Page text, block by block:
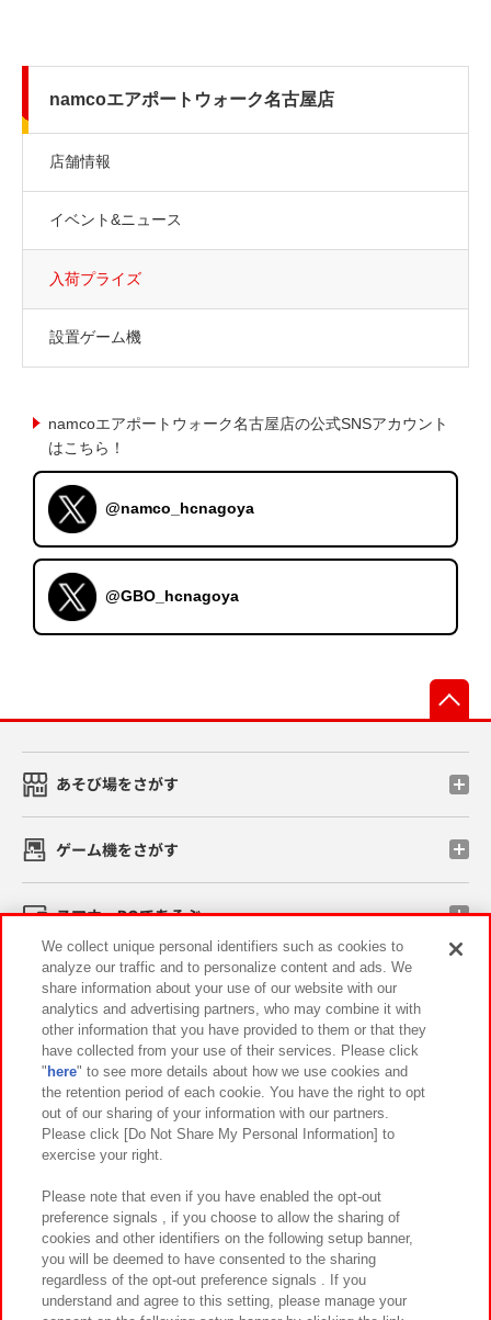
namcoエアポートウォーク名古屋店
店舗情報
イベント&ニュース
入荷プライズ
設置ゲーム機
namcoエアポートウォーク名古屋店の公式SNSアカウント
はこちら！
@namco_hcnagoya
@GBO_hcnagoya
あそび場をさがす
ゲーム機をさがす
スマホ・PCであそぶ
イベント・キャンペーン
関連会社 サステナビリティ サイトポリシー
プライバシーポリシー ウェブアクセシビリティ方針と検証結果
お取引先さまとともに
カスタマーハラスメント対応方針 よくあるご質問・お問い合わせ
We collect unique personal identifiers such as cookies to
analyze our traffic and to personalize content and ads. We
share information about your use of our website with our
analytics and advertising partners, who may combine it with
other information that you have provided to them or that they
have collected from your use of their services. Please click
" here" to see more details about how we use cookies and
the retention period of each cookie. You have the right to opt
out of our sharing of your information with our partners.
Please click [Do Not Share My Personal Information] to
exercise your right.
Please note that even if you have enabled the opt-out
preference signals , if you choose to allow the sharing of
cookies and other identifiers on the following setup banner,
you will be deemed to have consented to the sharing
regardless of the opt-out preference signals . If you
understand and agree to this setting, please manage your